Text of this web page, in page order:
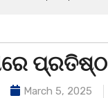
March 5, 2025